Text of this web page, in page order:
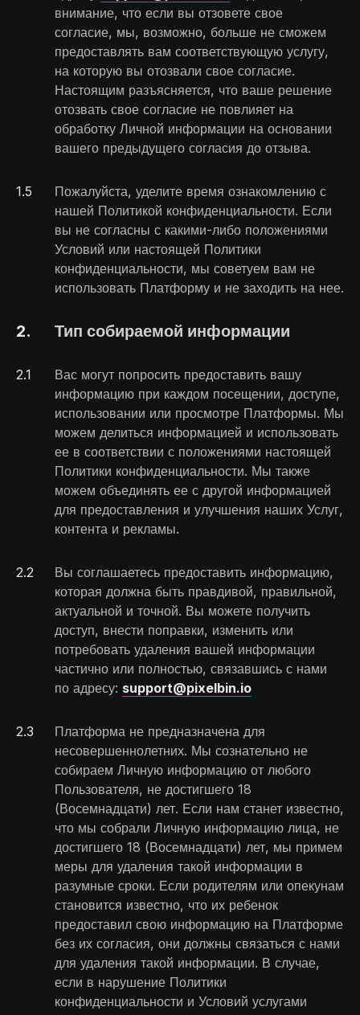
внимание, что если вы отзовете свое
согласие, мы, возможно, больше не сможем
предоставлять вам соответствующую услугу,
на которую вы отозвали свое согласие.
Настоящим разъясняется, что ваше решение
отозвать свое согласие не повлияет на
обработку Личной информации на основании
вашего предыдущего согласия до отзыва.
1.5
Пожалуйста, уделите время ознакомлению с
нашей Политикой конфиденциальности. Если
вы не согласны с какими-либо положениями
Условий или настоящей Политики
конфиденциальности, мы советуем вам не
использовать Платформу и не заходить на нее.
2. Тип собираемой информации
2.1
Вас могут попросить предоставить вашу
информацию при каждом посещении, доступе,
использовании или просмотре Платформы. Мы
можем делиться информацией и использовать
ее в соответствии с положениями настоящей
Политики конфиденциальности. Мы также
можем объединять ее с другой информацией
для предоставления и улучшения наших Услуг,
контента и рекламы.
2.2
Вы соглашаетесь предоставить информацию,
которая должна быть правдивой, правильной,
актуальной и точной. Вы можете получить
доступ, внести поправки, изменить или
потребовать удаления вашей информации
частично или полностью, связавшись с нами
по адресу: support@pixelbin.io
2.3
Платформа не предназначена для
несовершеннолетних. Мы сознательно не
собираем Личную информацию от любого
Пользователя, не достигшего 18
(Восемнадцати) лет. Если нам станет известно,
что мы собрали Личную информацию лица, не
достигшего 18 (Восемнадцати) лет, мы примем
меры для удаления такой информации в
разумные сроки. Если родителям или опекунам
становится известно, что их ребенок
предоставил свою информацию на Платформе
без их согласия, они должны связаться с нами
для удаления такой информации. В случае,
если в нарушение Политики
конфиденциальности и Условий услугами